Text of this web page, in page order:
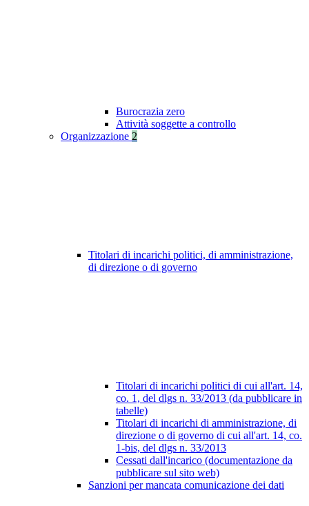
Burocrazia zero
Attività soggette a controllo
Organizzazione 2
Titolari di incarichi politici, di amministrazione,
di direzione o di governo
Titolari di incarichi politici di cui all'art. 14,
co. 1, del dlgs n. 33/2013 (da pubblicare in
tabelle)
Titolari di incarichi di amministrazione, di
direzione o di governo di cui all'art. 14, co.
1-bis, del dlgs n. 33/2013
Cessati dall'incarico (documentazione da
pubblicare sul sito web)
Sanzioni per mancata comunicazione dei dati